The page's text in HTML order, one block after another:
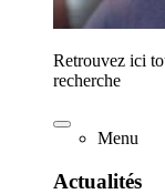
Retrouvez ici
recherche
Menu
Actualités